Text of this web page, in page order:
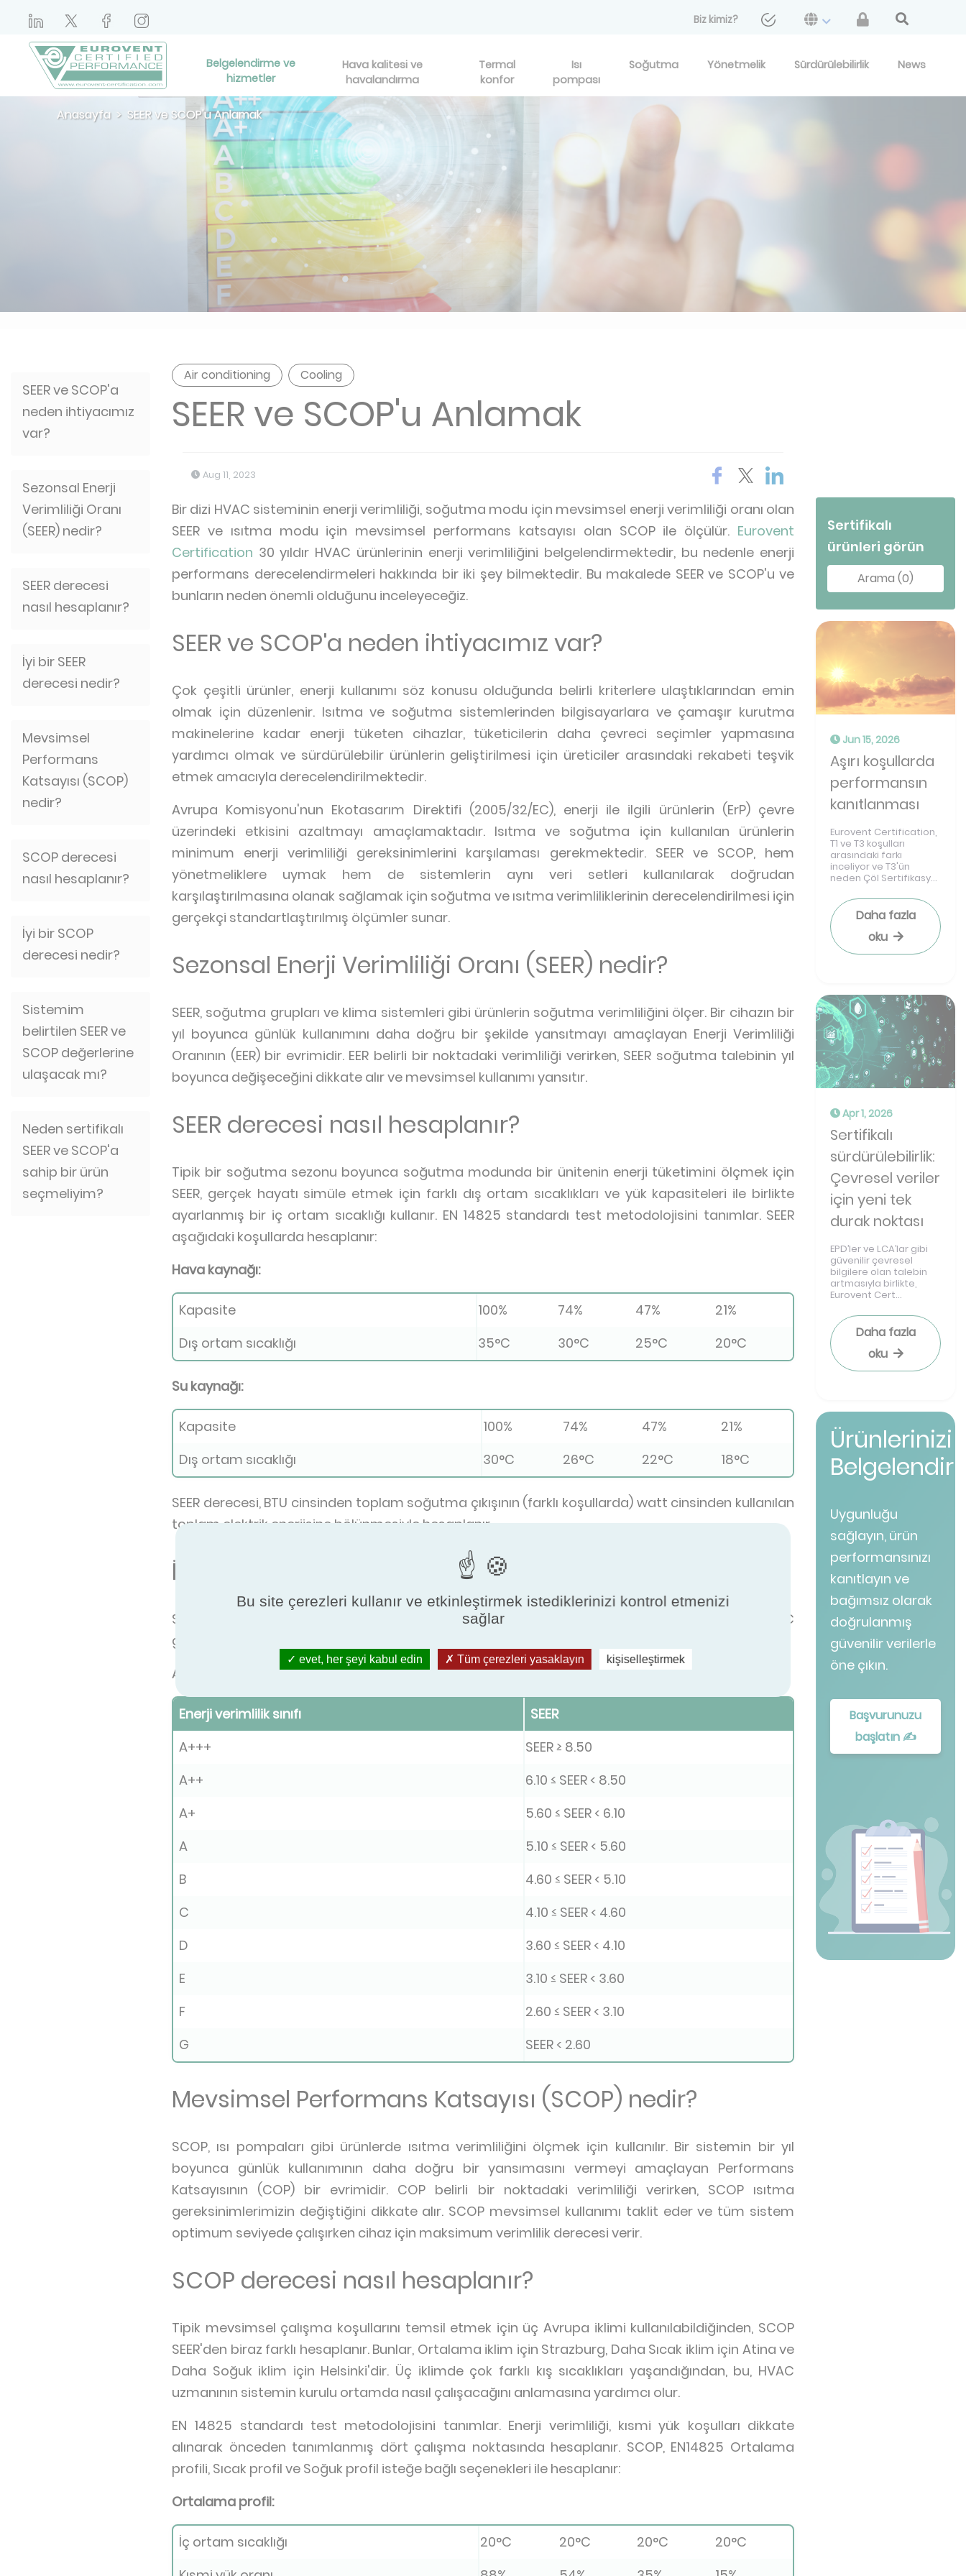
Biz kimiz?
Belgelendirme ve
hizmetler
Hava kalitesi ve
havalandırma
Termal
konfor
Isı
pompası
Soğutma Yönetmelik Sürdürülebilirlik News
Anasayfa SEER ve SCOP'u Anlamak
SEER ve SCOP'a
neden ihtiyacımız
var?
Sezonsal Enerji
Verimliliği Oranı
(SEER) nedir?
SEER derecesi
nasıl hesaplanır?
İyi bir SEER
derecesi nedir?
Mevsimsel
Performans
Katsayısı (SCOP)
nedir?
SCOP derecesi
nasıl hesaplanır?
İyi bir SCOP
derecesi nedir?
Sistemim
belirtilen SEER ve
SCOP değerlerine
ulaşacak mı?
Neden sertifikalı
SEER ve SCOP'a
sahip bir ürün
seçmeliyim?
Air conditioning Cooling
SEER ve SCOP'u Anlamak
Aug 11, 2023
Bir dizi HVAC sisteminin enerji verimliliği, soğutma modu için mevsimsel enerji verimliliği oranı olan
SEER ve ısıtma modu için mevsimsel performans katsayısı olan SCOP ile ölçülür. Eurovent
Certification 30 yıldır HVAC ürünlerinin enerji verimliliğini belgelendirmektedir, bu nedenle enerji
performans derecelendirmeleri hakkında bir iki şey bilmektedir. Bu makalede SEER ve SCOP'u ve
bunların neden önemli olduğunu inceleyeceğiz.
SEER ve SCOP'a neden ihtiyacımız var?
Çok çeşitli ürünler, enerji kullanımı söz konusu olduğunda belirli kriterlere ulaştıklarından emin
olmak için düzenlenir. Isıtma ve soğutma sistemlerinden bilgisayarlara ve çamaşır kurutma
makinelerine kadar enerji tüketen cihazlar, tüketicilerin daha çevreci seçimler yapmasına
yardımcı olmak ve sürdürülebilir ürünlerin geliştirilmesi için üreticiler arasındaki rekabeti teşvik
etmek amacıyla derecelendirilmektedir.
Avrupa Komisyonu'nun Ekotasarım Direktifi (2005/32/EC), enerji ile ilgili ürünlerin (ErP) çevre
üzerindeki etkisini azaltmayı amaçlamaktadır. Isıtma ve soğutma için kullanılan ürünlerin
minimum enerji verimliliği gereksinimlerini karşılaması gerekmektedir. SEER ve SCOP, hem
yönetmeliklere uymak hem de sistemlerin aynı veri setleri kullanılarak doğrudan
karşılaştırılmasına olanak sağlamak için soğutma ve ısıtma verimliliklerinin derecelendirilmesi için
gerçekçi standartlaştırılmış ölçümler sunar.
Sezonsal Enerji Verimliliği Oranı (SEER) nedir?
SEER, soğutma grupları ve klima sistemleri gibi ürünlerin soğutma verimliliğini ölçer. Bir cihazın bir
yıl boyunca günlük kullanımını daha doğru bir şekilde yansıtmayı amaçlayan Enerji Verimliliği
Oranının (EER) bir evrimidir. EER belirli bir noktadaki verimliliği verirken, SEER soğutma talebinin yıl
boyunca değişeceğini dikkate alır ve mevsimsel kullanımı yansıtır.
SEER derecesi nasıl hesaplanır?
Tipik bir soğutma sezonu boyunca soğutma modunda bir ünitenin enerji tüketimini ölçmek için
SEER, gerçek hayatı simüle etmek için farklı dış ortam sıcaklıkları ve yük kapasiteleri ile birlikte
ayarlanmış bir iç ortam sıcaklığı kullanır. EN 14825 standardı test metodolojisini tanımlar. SEER
aşağıdaki koşullarda hesaplanır:
Hava kaynağı:
Kapasite 100% 74% 47%
21%
Dış ortam sıcaklığı
35°C 30°C 25°C 20°C
Su kaynağı:
Kapasite 100% 74% 47%
21%
Dış ortam sıcaklığı
30°C 26°C 22°C 18°C
SEER derecesi, BTU cinsinden toplam soğutma çıkışının (farklı koşullarda) watt cinsinden kullanılan
toplam elektrik enerjisine bölünmesiyle hesaplanır.
İyi bir SEER derecesi nedir?
SEER derecesi ne kadar yüksekse, sistemin maksimum verimliliği de o kadar yüksektir. SEER, HVAC
geçmişi ve bilgisi ne olursa olsun, herkesin anlaması kolay, değerli ve somut bir rakam sunar.
Aşağıda 12kW'ın altındaki havadan havaya ürünler için SEER derecelerine bir örnek verilmiştir:
Enerji verimlilik sınıfı
SEER
A+++
SEER ≥ 8.50
A++
6.10 ≤ SEER < 8.50
A+
5.60 ≤ SEER < 6.10
A
5.10 ≤ SEER < 5.60
B
4.60 ≤ SEER < 5.10
C
4.10 ≤ SEER < 4.60
D
3.60 ≤ SEER < 4.10
E
3.10 ≤ SEER < 3.60
F
2.60 ≤ SEER < 3.10
G
SEER < 2.60
Mevsimsel Performans Katsayısı (SCOP) nedir?
SCOP, ısı pompaları gibi ürünlerde ısıtma verimliliğini ölçmek için kullanılır. Bir sistemin bir yıl
boyunca günlük kullanımının daha doğru bir yansımasını vermeyi amaçlayan Performans
Katsayısının (COP) bir evrimidir. COP belirli bir noktadaki verimliliği verirken, SCOP ısıtma
gereksinimlerimizin değiştiğini dikkate alır. SCOP mevsimsel kullanımı taklit eder ve tüm sistem
optimum seviyede çalışırken cihaz için maksimum verimlilik derecesi verir.
SCOP derecesi nasıl hesaplanır?
Tipik mevsimsel çalışma koşullarını temsil etmek için üç Avrupa iklimi kullanılabildiğinden, SCOP
SEER'den biraz farklı hesaplanır. Bunlar, Ortalama iklim için Strazburg, Daha Sıcak iklim için Atina ve
Daha Soğuk iklim için Helsinki'dir. Üç iklimde çok farklı kış sıcaklıkları yaşandığından, bu, HVAC
uzmanının sistemin kurulu ortamda nasıl çalışacağını anlamasına yardımcı olur.
EN 14825 standardı test metodolojisini tanımlar. Enerji verimliliği, kısmi yük koşulları dikkate
alınarak önceden tanımlanmış dört çalışma noktasında hesaplanır. SCOP, EN14825 Ortalama
profili, Sıcak profil ve Soğuk profil isteğe bağlı seçenekleri ile hesaplanır:
Ortalama profil:
İç ortam sıcaklığı 20°C 20°C 20°C
20°C
Sertifikalı
ürünleri görün
Arama (0)
Jun 15, 2026
Aşırı koşullarda
performansın
kanıtlanması
Eurovent Certification,
T1 ve T3 koşulları
arasındaki farkı
inceliyor ve T3'ün
neden Çöl Sertifikasy...
Daha fazla
oku
Apr 1, 2026
Sertifikalı
sürdürülebilirlik:
Çevresel veriler
için yeni tek
durak noktası
EPD’ler ve LCA’lar gibi
güvenilir çevresel
bilgilere olan talebin
artmasıyla birlikte,
Eurovent Cert...
Daha fazla
oku
Ürünlerinizi
Uygunluğu
sağlayın, ürün
performansınızı
kanıtlayın ve
bağımsız olarak
doğrulanmış
güvenilir verilerle
öne çıkın.
Başvurunuzu
başlatın ✍
Bu site çerezleri kullanır ve etkinleştirmek istediklerinizi kontrol etmenizi
sağlar
evet, her şeyi kabul edin Tüm çerezleri yasaklayın kişiselleştirmek